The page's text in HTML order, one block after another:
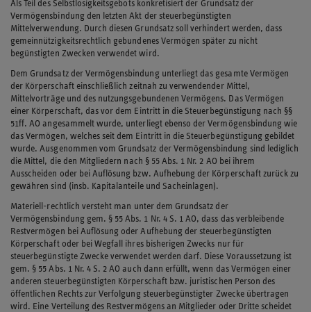
Als Teil des Selbstlosigkeitsgebots konkretisiert der Grundsatz der
Vermögensbindung den letzten Akt der steuerbegünstigten
Mittelverwendung. Durch diesen Grundsatz soll verhindert werden, dass
gemeinnützigkeitsrechtlich gebundenes Vermögen später zu nicht
begünstigten Zwecken verwendet wird.
Dem Grundsatz der Vermögensbindung unterliegt das gesamte Vermögen
der Körperschaft einschließlich zeitnah zu verwendender Mittel,
Mittelvorträge und des nutzungsgebundenen Vermögens. Das Vermögen
einer Körperschaft, das vor dem Eintritt in die Steuerbegünstigung nach §§
51ff. AO angesammelt wurde, unterliegt ebenso der Vermögensbindung wie
das Vermögen, welches seit dem Eintritt in die Steuerbegünstigung gebildet
wurde. Ausgenommen vom Grundsatz der Vermögensbindung sind lediglich
die Mittel, die den Mitgliedern nach § 55 Abs. 1 Nr. 2 AO bei ihrem
Ausscheiden oder bei Auflösung bzw. Aufhebung der Körperschaft zurück zu
gewähren sind (insb. Kapitalanteile und Sacheinlagen).
Materiell-rechtlich versteht man unter dem Grundsatz der
Vermögensbindung gem. § 55 Abs. 1 Nr. 4 S. 1 AO, dass das verbleibende
Restvermögen bei Auflösung oder Aufhebung der steuerbegünstigten
Körperschaft oder bei Wegfall ihres bisherigen Zwecks nur für
steuerbegünstigte Zwecke verwendet werden darf. Diese Voraussetzung ist
gem. § 55 Abs. 1 Nr. 4 S. 2 AO auch dann erfüllt, wenn das Vermögen einer
anderen steuerbegünstigten Körperschaft bzw. juristischen Person des
öffentlichen Rechts zur Verfolgung steuerbegünstigter Zwecke übertragen
wird. Eine Verteilung des Restvermögens an Mitglieder oder Dritte scheidet